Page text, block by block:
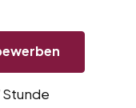
Stunde